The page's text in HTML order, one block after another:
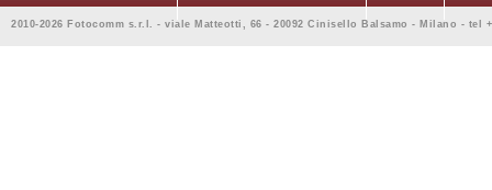
2010-2026 Fotocomm s.r.l. - viale Matteotti, 66 - 20092 Cinisello Balsamo - Milano - tel